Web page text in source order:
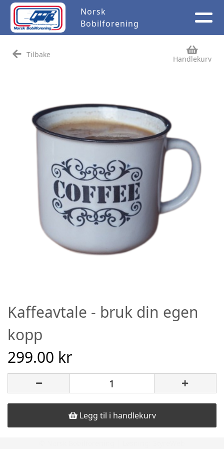
Norsk
Bobilforening
Tilbake Handlekurv
Kaffeavtale - bruk din egen
kopp
299.00 kr
Legg til i handlekurv